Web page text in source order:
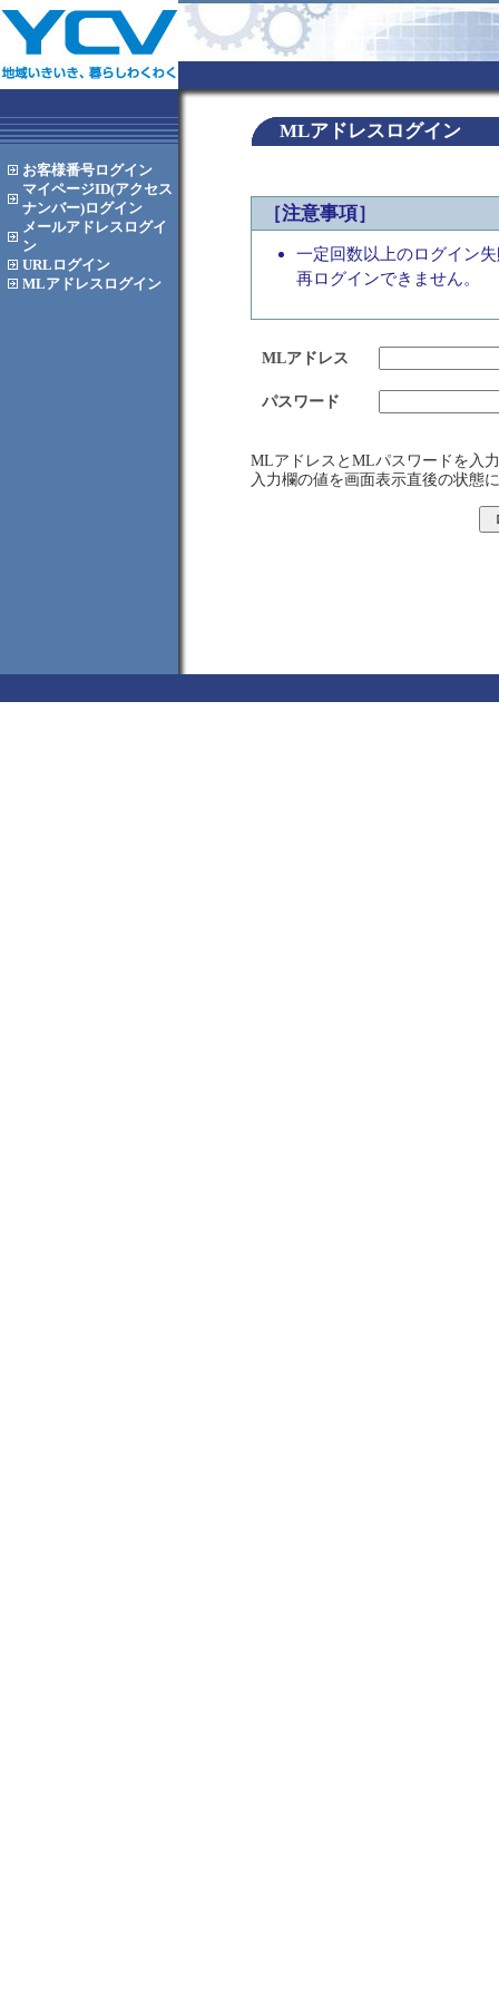
お客様番号ログイン
マイページID(アクセス
ナンバー)ログイン
メールアドレス ログイ
ン
URL ログイン
MLアドレス ログイン
MLアドレスログイン
［注意事項］
一定回数以上のログイン
再ログインできません。
MLアドレス
パスワード
MLアドレスとMLパスワードを入
入力欄の値を画面表示直後の状態